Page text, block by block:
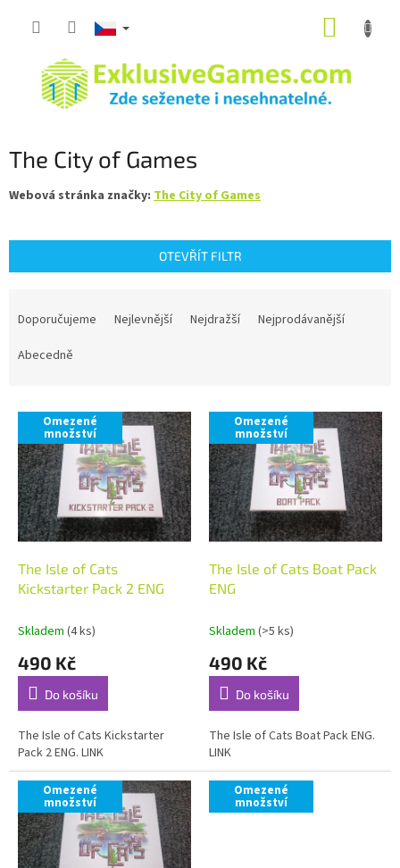
The City of Games
Webová stránka značky: The City of Games
OTEVŘÍT FILTR
p
Doporučujeme Nejlevnější Nejdražší
Nejprodávanější
Abecedně
V
p
p
Omezené
množství
The Isle of Cats
Kickstarter Pack 2 ENG
Skladem (4 ks)
490 Kč
Do košíku
The Isle of Cats Kickstarter
Pack 2 ENG. LINK
Omezené
množství
The Isle of Cats Boat Pack
ENG
Skladem (>5 ks)
490 Kč
Do košíku
The Isle of Cats Boat Pack ENG.
LINK
Omezené
množství
Omezené
množství